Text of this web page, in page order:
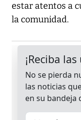
estar atentos a
la comunidad.